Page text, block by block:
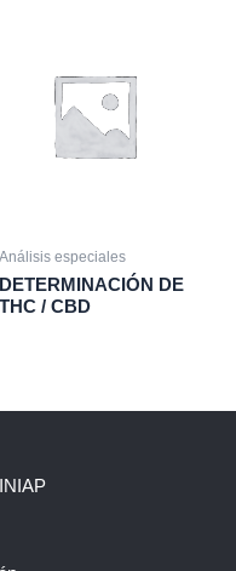
Análisis especiales
DETERMINACIÓN DE
THC / CBD